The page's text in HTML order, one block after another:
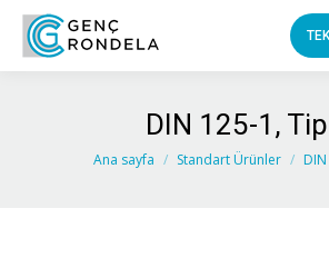
DIN 125-1,
You are here:
Ana sayfa Standart Ürünler